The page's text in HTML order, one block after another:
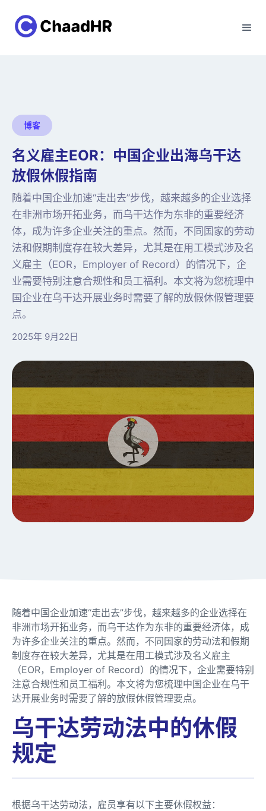
博客
名义雇主EOR：中国企业出海乌干达
放假休假指南
随着中国企业加速“走出去”步伐，越来越多的企业选择
在非洲市场开拓业务，而乌干达作为东非的重要经济
体，成为许多企业关注的重点。然而，不同国家的劳动
法和假期制度存在较大差异，尤其是在用工模式涉及名
义雇主（EOR，Employer of Record）的情况下，企
业需要特别注意合规性和员工福利。本文将为您梳理中
国企业在乌干达开展业务时需要了解的放假休假管理要
点。
2025年 9月22日
随着中国企业加速“走出去”步伐，越来越多的企业选择在
非洲市场开拓业务，而乌干达作为东非的重要经济体，成
为许多企业关注的重点。然而，不同国家的劳动法和假期
制度存在较大差异，尤其是在用工模式涉及名义雇主
（EOR，Employer of Record）的情况下，企业需要特别
注意合规性和员工福利。本文将为您梳理中国企业在乌干
达开展业务时需要了解的放假休假管理要点。
乌干达劳动法中的休假
规定
根据乌干达劳动法，雇员享有以下主要休假权益：